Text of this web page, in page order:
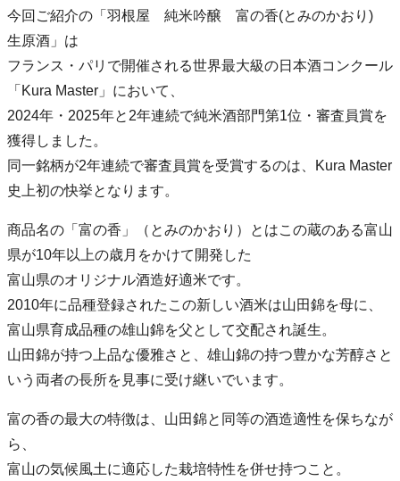
今回ご紹介の「羽根屋 純米吟醸 富の香(とみのかおり)
生原酒」は
フランス・パリで開催される世界最大級の日本酒コンクール
「Kura Master」において、
2024年・2025年と2年連続で純米酒部門第1位・審査員賞を
獲得しました。
同一銘柄が2年連続で審査員賞を受賞するのは、Kura Master
史上初の快挙となります。
商品名の「富の香」（とみのかおり）とはこの蔵のある富山
県が10年以上の歳月をかけて開発した
富山県のオリジナル酒造好適米です。
2010年に品種登録されたこの新しい酒米は山田錦を母に、
富山県育成品種の雄山錦を父として交配され誕生。
山田錦が持つ上品な優雅さと、雄山錦の持つ豊かな芳醇さと
いう両者の長所を見事に受け継いでいます。
富の香の最大の特徴は、山田錦と同等の酒造適性を保ちなが
ら、
富山の気候風土に適応した栽培特性を併せ持つこと。